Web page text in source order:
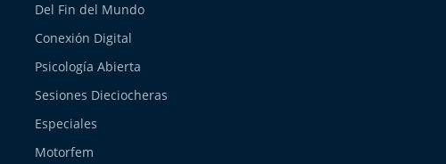
Del Fin del Mundo
Conexión Digital
Psicología Abierta
Sesiones Dieciocheras
Especiales
Motorfem